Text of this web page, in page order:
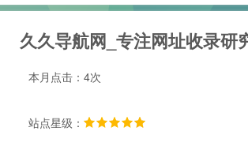
久久导航网_专注网址收录研
本月点击：4次
站点星级：